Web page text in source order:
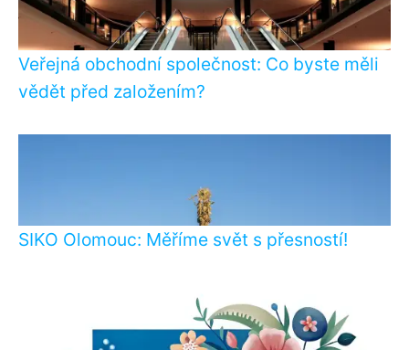
Veřejná obchodní společnost: Co byste měli
vědět před založením?
SIKO Olomouc: Měříme svět s přesností!